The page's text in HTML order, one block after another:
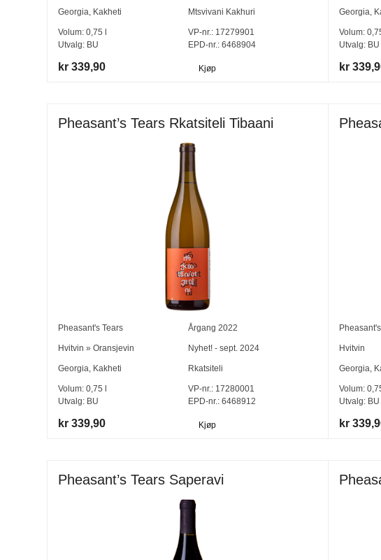
Georgia Kakheti Mtsvivani Kakhuri
Volum:0,75 l
Utvalg: BU
VP-nr.:17279901
EPD-nr.: 6468904
kr 339,90 Kjøp
Georgia
Volum:
Utvalg: BU
kr
Pheasant’s Tears Rkatsiteli Tibaani
Pheasant's Tears Årgang 2022
Hvitvin »Oransjevin Nyhet! - sept. 2024
Georgia Kakheti Rkatsiteli
Volum:0,75 l
Utvalg: BU
VP-nr.:17280001
EPD-nr.: 6468912
kr 339,90 Kjøp
Hvitvin
Georgia
Volum:
Utvalg: BU
kr
Pheasant’s Tears Saperavi